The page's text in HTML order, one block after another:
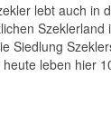
lebt auch in
Szeklerland
Siedlung
leben hier